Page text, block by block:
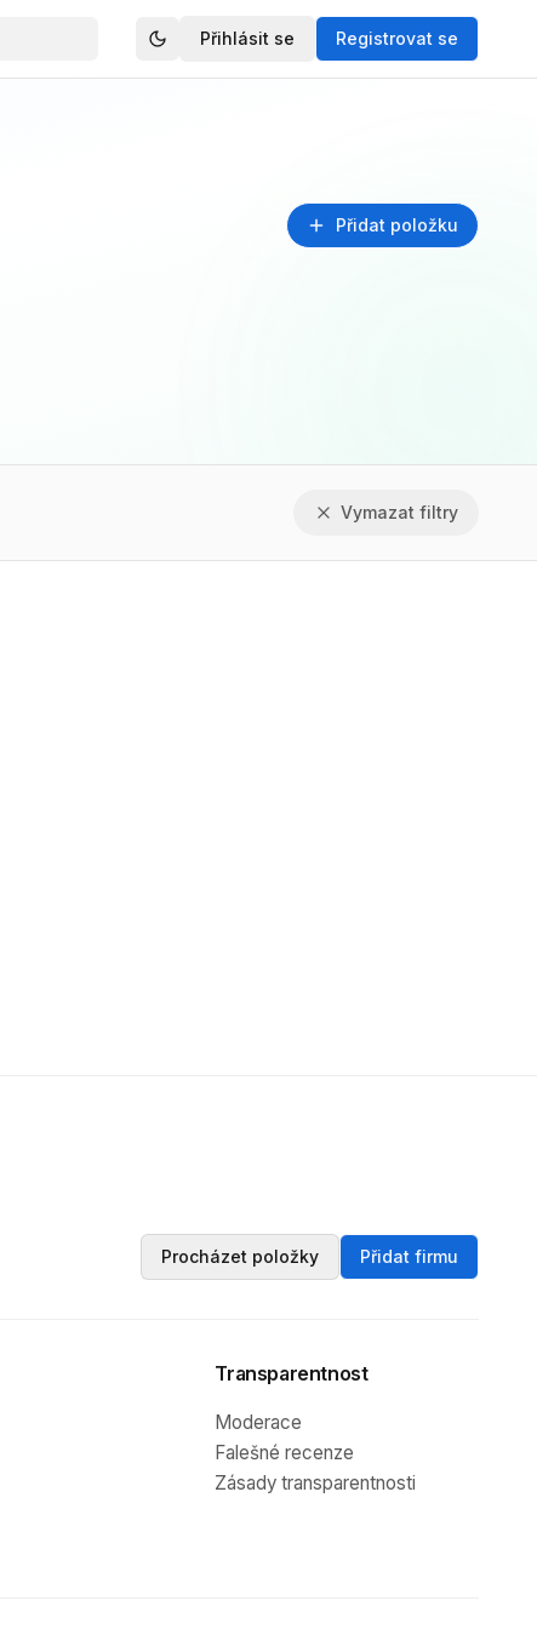
Přihlásit se Registrovat se
Přidat položku
Vymazat filtry
Procházet položky Přidat firmu
Transparentnost
Moderace
Falešné recenze
Zásady transparentnosti